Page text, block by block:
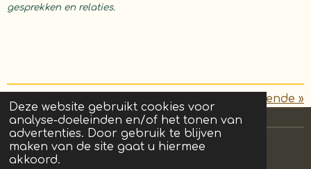
Deze website gebruikt cookies voor
analyse-doeleinden en/of het tonen van
advertenties. Door gebruik te blijven
maken van de site gaat u hiermee
akkoord.
gesprekken en relaties.
« Volgende »